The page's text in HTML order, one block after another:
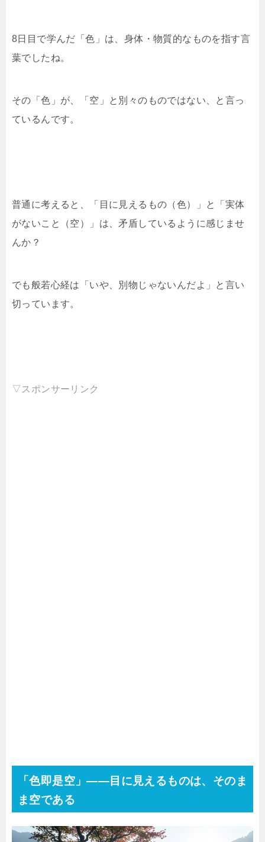
8日目で学んだ「色」は、身体・物質的なものを指す言
葉でしたね。
その「色」が、「空」と別々のものではない、と言っ
ているんです。
普通に考えると、「目に見えるもの（色）」と「実体
がないこと（空）」は、矛盾しているように感じませ
んか？
でも般若心経は「いや、別物じゃないんだよ」と言い
切っています。
▽スポンサーリンク
「色即是空」——目に見えるものは、そのま
ま空である